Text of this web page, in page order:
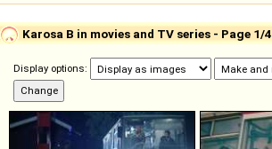
Karosa B in movies and TV series - Page 1/4
Display options: